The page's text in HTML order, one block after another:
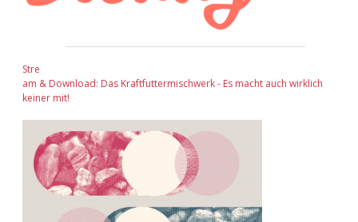
Stre
am & Download: Das Kraftfuttermischwerk - Es macht auch wirklich
keiner mit!